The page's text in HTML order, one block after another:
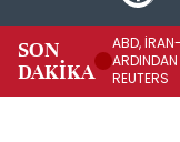
SON
DAKİKA
ABD,
REUTERS